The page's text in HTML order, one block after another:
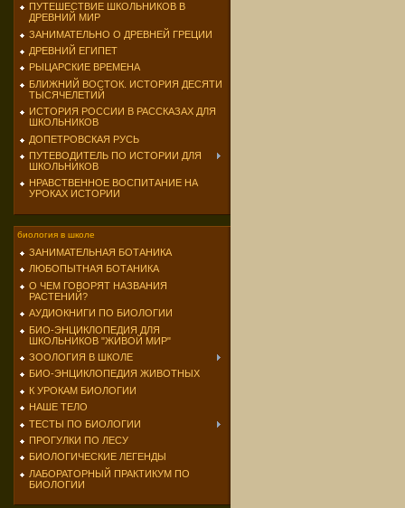
ПУТЕШЕСТВИЕ ШКОЛЬНИКОВ В
ДРЕВНИЙ МИР
ЗАНИМАТЕЛЬНО О ДРЕВНЕЙ ГРЕЦИИ
ДРЕВНИЙ ЕГИПЕТ
РЫЦАРСКИЕ ВРЕМЕНА
БЛИЖНИЙ ВОСТОК. ИСТОРИЯ ДЕСЯТИ
ТЫСЯЧЕЛЕТИЙ
ИСТОРИЯ РОССИИ В РАССКАЗАХ ДЛЯ
ШКОЛЬНИКОВ
ДОПЕТРОВСКАЯ РУСЬ
ПУТЕВОДИТЕЛЬ ПО ИСТОРИИ ДЛЯ
ШКОЛЬНИКОВ
НРАВСТВЕННОЕ ВОСПИТАНИЕ НА
УРОКАХ ИСТОРИИ
биология в школе
ЗАНИМАТЕЛЬНАЯ БОТАНИКА
ЛЮБОПЫТНАЯ БОТАНИКА
О ЧЕМ ГОВОРЯТ НАЗВАНИЯ
РАСТЕНИЙ?
АУДИОКНИГИ ПО БИОЛОГИИ
БИО-ЭНЦИКЛОПЕДИЯ ДЛЯ
ШКОЛЬНИКОВ "ЖИВОЙ МИР"
ЗООЛОГИЯ В ШКОЛЕ
БИО-ЭНЦИКЛОПЕДИЯ ЖИВОТНЫХ
К УРОКАМ БИОЛОГИИ
НАШЕ ТЕЛО
ТЕСТЫ ПО БИОЛОГИИ
ПРОГУЛКИ ПО ЛЕСУ
БИОЛОГИЧЕСКИЕ ЛЕГЕНДЫ
ЛАБОРАТОРНЫЙ ПРАКТИКУМ ПО
БИОЛОГИИ